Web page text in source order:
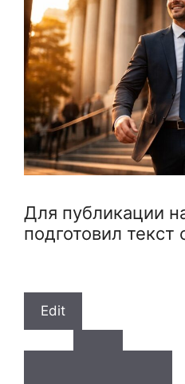
Для публикации
подготовил текст
Edit